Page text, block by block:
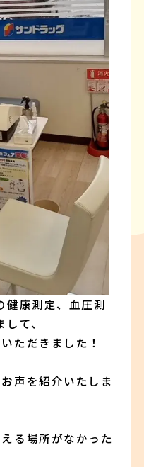
健康測定、血圧測
て、
ただきました！
声を紹介いたしま
る場所がなかった